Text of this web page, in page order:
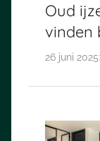
Oud
vinden
26 juni